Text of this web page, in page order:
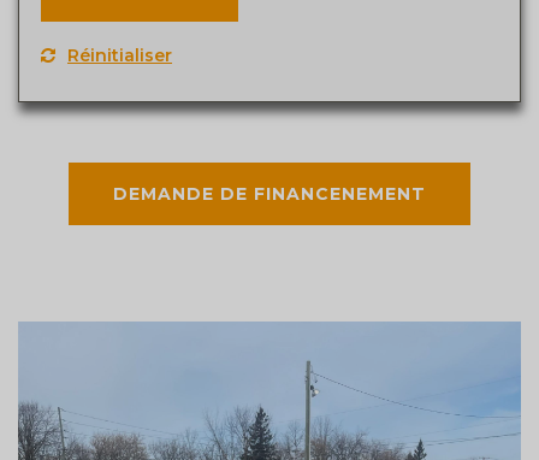
Réinitialiser
DEMANDE DE FINANCENEMENT